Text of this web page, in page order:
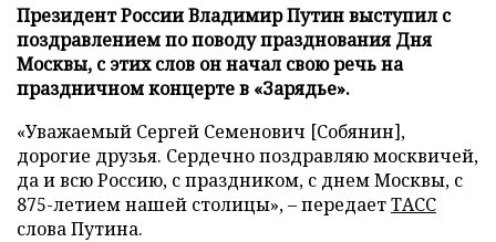
Президент России Владимир Путин выступил с
поздравлением по поводу празднования Дня
Москвы, с этих слов он начал свою речь на
праздничном концерте в «Зарядье».
«Уважаемый Сергей Семенович [Собянин],
дорогие друзья. Сердечно поздравляю москвичей,
да и всю Россию, с праздником, с днем Москвы, с
875-летием нашей столицы», – передаетТАСС
слова Путина.